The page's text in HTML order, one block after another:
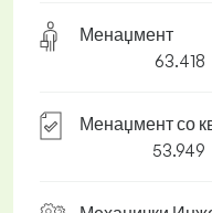
Менаџмент
63.418
Менаџмент со
53.949